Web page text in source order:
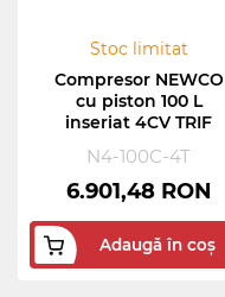
Stoc limitat
Compresor NEWCO
cu piston 100 L
inseriat 4CV TRIF
N4-100C-4T
6.901,48 RON
Adaugă în coș